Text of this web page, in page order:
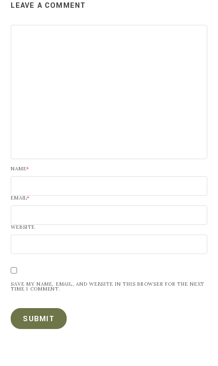
LEAVE A COMMENT
NAME*
EMAIL*
WEBSITE
SAVE MY NAME, EMAIL, AND WEBSITE IN THIS BROWSER FOR THE NEXT
TIME I COMMENT.